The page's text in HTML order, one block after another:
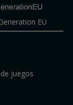
EU
juegos